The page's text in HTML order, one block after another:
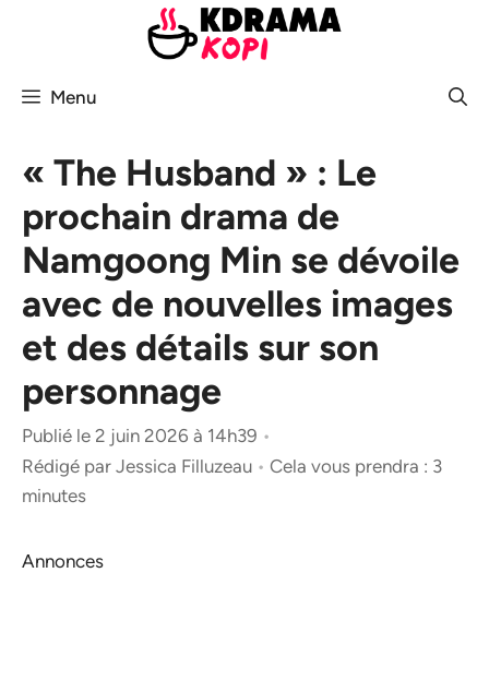
Menu
« The Husband » : Le
prochain drama de
Namgoong Min se dévoile
avec de nouvelles images
et des détails sur son
personnage
Publié le 2 juin 2026 à 14h39 •
Rédigé par Jessica Filluzeau • Cela vous prendra : 3
minutes
Annonces